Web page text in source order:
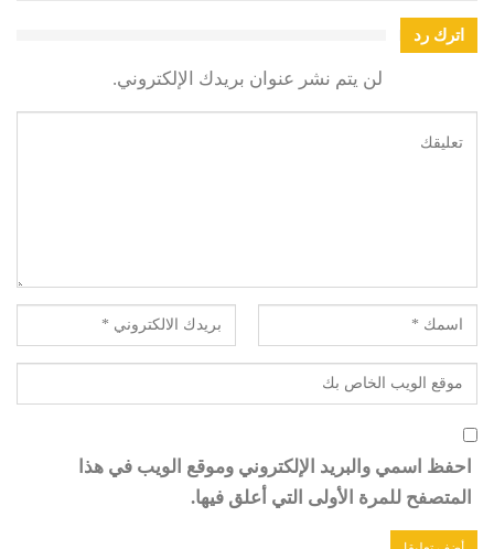
اترك رد
لن يتم نشر عنوان بريدك الإلكتروني.
احفظ اسمي والبريد الإلكتروني وموقع الويب في هذا
المتصفح للمرة الأولى التي أعلق فيها.